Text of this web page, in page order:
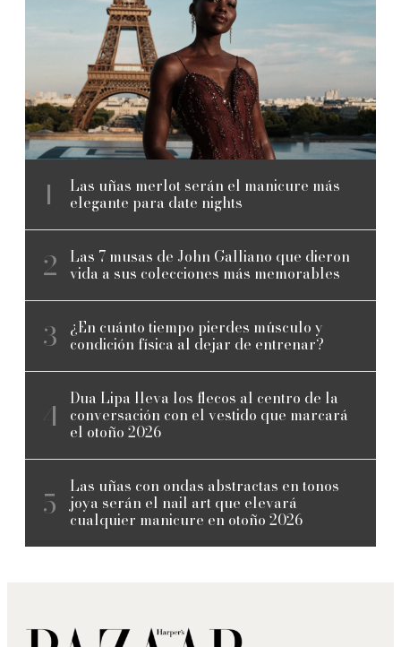
Las uñas merlot serán el manicure más
elegante para date nights
Las 7 musas de John Galliano que dieron
vida a sus colecciones más memorables
¿En cuánto tiempo pierdes músculo y
condición física al dejar de entrenar?
Dua Lipa lleva los flecos al centro de la
conversación con el vestido que marcará
el otoño 2026
Las uñas con ondas abstractas en tonos
joya serán el nail art que elevará
cualquier manicure en otoño 2026